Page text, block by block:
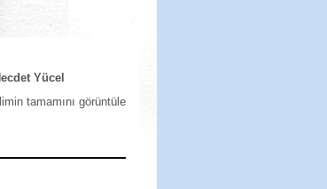
Yücel
tamamını görüntüle